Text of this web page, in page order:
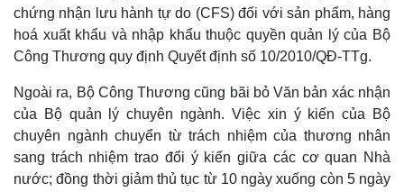
chứng nhận lưu hành tự do (CFS) đối với sản phẩm, hàng
hoá xuất khẩu và nhập khẩu thuộc quyền quản lý của Bộ
Công Thương quy định Quyết định số 10/2010/QĐ-TTg.
Ngoài ra, Bộ Công Thương cũng bãi bỏ Văn bản xác nhận
của Bộ quản lý chuyên ngành. Việc xin ý kiến của Bộ
chuyên ngành chuyển từ trách nhiệm của thương nhân
sang trách nhiệm trao đổi ý kiến giữa các cơ quan Nhà
nước; đồng thời giảm thủ tục từ 10 ngày xuống còn 5 ngày